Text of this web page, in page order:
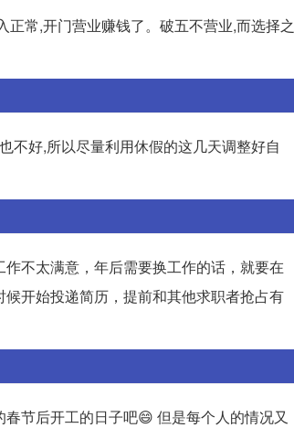
常,开门营业赚钱了。破五不营业,而选择之
不好,所以尽量利用休假的这几天调整好自
不太满意，年后需要换工作的话，就要在
开始投递简历，提前和其他求职者抢占有
节后开工的日子吧😄 但是每个人的情况又